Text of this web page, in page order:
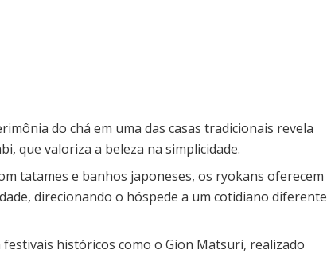
do chá em uma das casas tradicionais revela
que valoriza a beleza na simplicidade.
tatames e banhos japoneses, os ryokans oferecem
direcionando o hóspede a um cotidiano diferente
históricos como o Gion Matsuri, realizado